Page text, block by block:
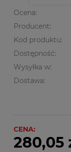
Ocena:
Producent:
Kod produktu:
Dostępność:
Wysyłka w:
Dostawa:
Cena nie
CENA:
280,05